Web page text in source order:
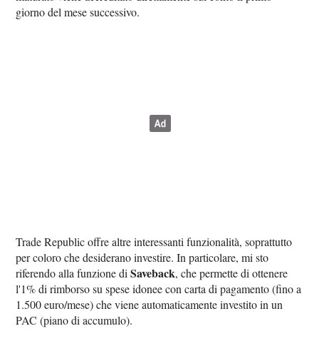
giorno del mese successivo.
Trade Republic offre altre interessanti funzionalità, soprattutto
per coloro che desiderano investire. In particolare, mi sto
riferendo alla funzione diSaveback, che permette di ottenere
l'1% di rimborso su spese idonee con carta di pagamento (fino a
1.500 euro/mese) che viene automaticamente investito in un
PAC (piano di accumulo).